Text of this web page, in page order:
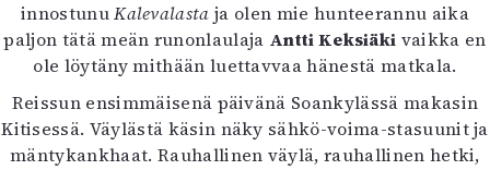
innostunuKalevalasta ja olen mie hunteerannu aika
paljon tätä meän runonlaulaja Antti Keksiäki vaikka en
ole löytäny mithään luettavvaa hänestä matkala.
Reissun ensimmäisenä päivänä Soankylässä makasin
Kitisessä. Väylästä käsin näky sähkö-voima-stasuunit ja
mäntykankhaat. Rauhallinen väylä, rauhallinen hetki,